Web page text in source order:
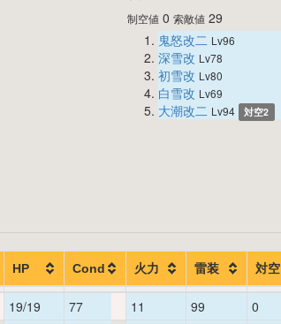
制空値 0 索敵値 29
鬼怒改二 Lv96
深雪改 Lv78
初雪改 Lv80
白雪改 Lv69
大潮改二 Lv94 対空2
HP Cond 火力 雷装 対空
19/19 77 11 99 0